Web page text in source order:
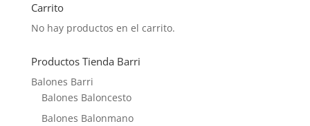
Carrito
No hay productos en el carrito.
Productos Tienda Barri
Balones Barri
Balones Baloncesto
Balones Balonmano